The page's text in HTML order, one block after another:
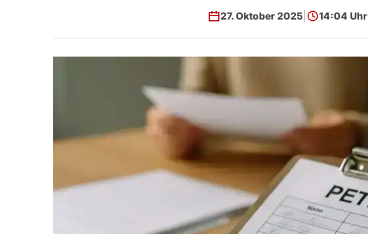
27. Oktober 2025| 14:04 Uhr|